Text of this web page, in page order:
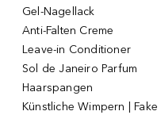
Gel-Nagellack
Anti-Falten Creme
Leave-in Conditioner
Sol de Janeiro Parfum
Haarspangen
Künstliche Wimpern | Fake